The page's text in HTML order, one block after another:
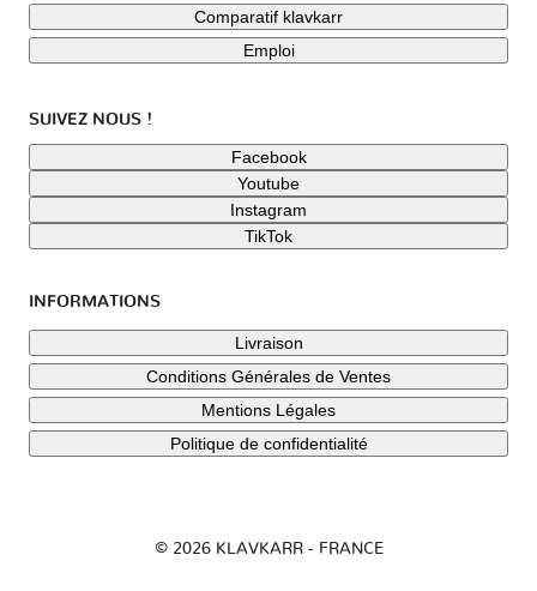
Comparatif klavkarr
Emploi
SUIVEZ NOUS !
Facebook
Youtube
Instagram
TikTok
INFORMATIONS
Livraison
Conditions Générales de Ventes
Mentions Légales
Politique de confidentialité
© 2026 KLAVKARR - FRANCE